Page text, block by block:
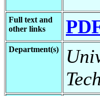
Full text and
other links
Department(s)